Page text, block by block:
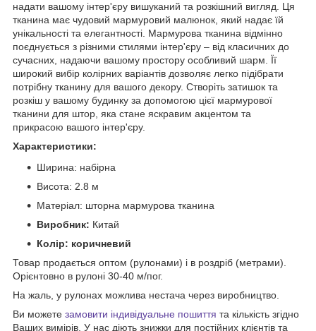
надати вашому інтер'єру вишуканий та розкішний вигляд. Ця
тканина має чудовий мармуровий малюнок, який надає їй
унікальності та елегантності. Мармурова тканина відмінно
поєднується з різними стилями інтер'єру – від класичних до
сучасних, надаючи вашому простору особливий шарм. Її
широкий вибір колірних варіантів дозволяє легко підібрати
потрібну тканину для вашого декору. Створіть затишок та
розкіш у вашому будинку за допомогою цієї мармурової
тканини для штор, яка стане яскравим акцентом та
прикрасою вашого інтер'єру.
Характеристики:
Ширина: набірна
Висота: 2.8 м
Матеріал: шторна мармурова тканина
Виробник: Китай
Колір: коричневий
Товар продається оптом (рулонами) і в роздріб (метрами).
Орієнтовно в рулоні 30-40 м/пог.
На жаль, у рулонах можлива нестача через виробництво.
Ви можете замовити індивідуальне пошиття та кількість згідно
Ваших вимірів. У нас діють знижки для постійних клієнтів та